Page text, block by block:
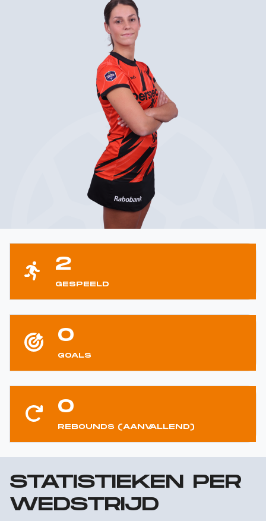
2
GESPEELD
0
GOALS
0
REBOUNDS (AANVALLEND)
STATISTIEKEN PER
WEDSTRIJD